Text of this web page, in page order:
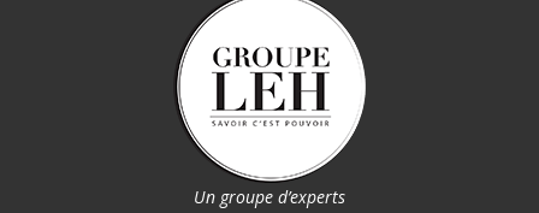
Un groupe d’experts